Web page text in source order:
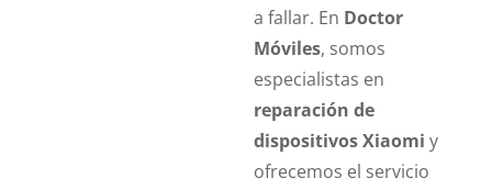
a fallar. En Doctor
Móviles, somos
especialistas en
reparación de
dispositivos Xiaomi y
ofrecemos el servicio